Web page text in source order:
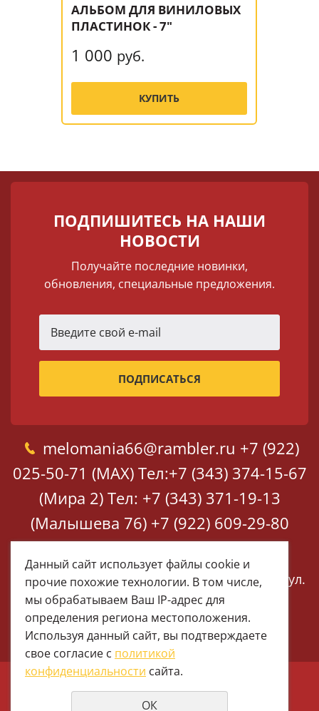
АЛЬБОМ ДЛЯ ВИНИЛОВЫХ
ПЛАСТИНОК - 7"
1 000 руб.
КУПИТЬ
ПОДПИШИТЕСЬ НА НАШИ
НОВОСТИ
Получайте последние новинки,
обновления, специальные предложения.
melomania66@rambler.ru +7 (922)
025-50-71 (MAX) Тел:+7 (343) 374-15-67
(Мира 2) Тел: +7 (343) 371-19-13
(Малышева 76) +7 (922) 609-29-80
(MAX)
Екатеринбург, ул. Мира 2
Екатеринбург, ул.
Малышева 76
© 1997 - 2026 Меломания
Политика конфиденциальности
Данный сайт использует файлы cookie и
прочие похожие технологии. В том числе,
мы обрабатываем Ваш IP-адрес для
определения региона местоположения.
Используя данный сайт, вы подтверждаете
свое согласие с политикой
конфиденциальности сайта.
ОК